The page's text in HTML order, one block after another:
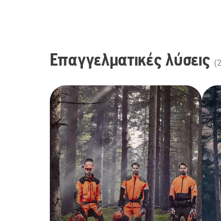
Επαγγελματικές λύσεις (